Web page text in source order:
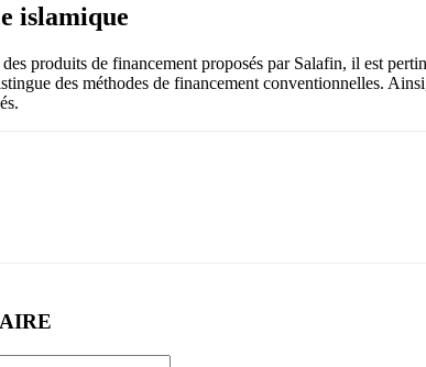
islamique
produits de financement proposés par Salafin, il est
des méthodes de financement conventionnelles.